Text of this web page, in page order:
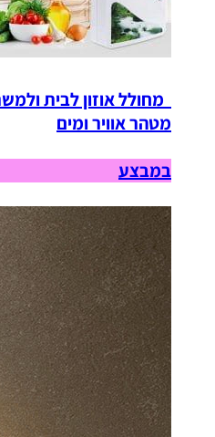
מחולל אוזון לבית
מטהר אוויר ומים
במבצע